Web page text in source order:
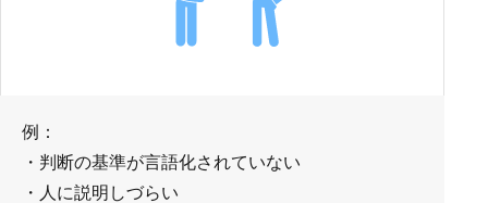
例：
・判断の基準が言語化されていない
・人に説明しづらい